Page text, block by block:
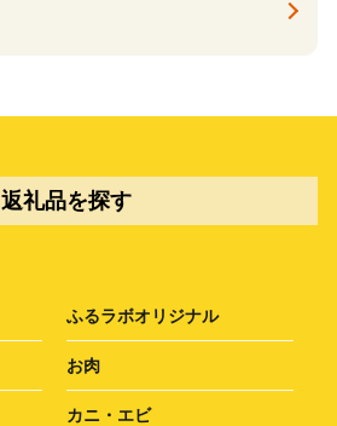
返礼品を探す
ふるラボオリジナル
お肉
カニ・エビ